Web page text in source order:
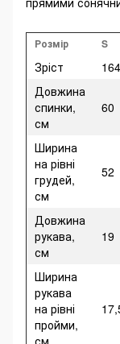
Розмір S
Зріст
Довжина
спинки,
см
60
Ширина
на рівні
грудей,
см
52
Довжина
рукава,
см
19
Ширина
рукава
на рівні
пройми,
см